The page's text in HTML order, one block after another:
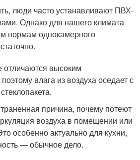
люди часто устанавливают ПВХ-
Однако для нашего климата
нормам однокамерного
отличаются высоким
влага из воздуха оседает с
причина, почему потеют
воздуха в помещении или
особенно актуально для кухни,
— обычное дело.